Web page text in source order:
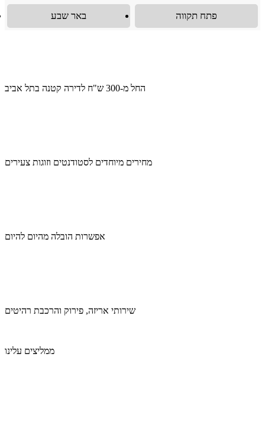
באר שבע פתח תקווה
החל מ-300 ש"ח לדירה קטנה בתל אביב
מחירים מיוחדים לסטודנטים וזוגות צעירים
אפשרות הובלה מהיום להיום
שירותי אריזה, פירוק והרכבת רהיטים
ממליצים עלינו